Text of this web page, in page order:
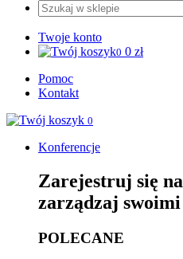
Twoje konto
0 0 zł
Pomoc
Kontakt
0
Konferencje
Zarejestruj się
zarządzaj swoimi
POLECANE